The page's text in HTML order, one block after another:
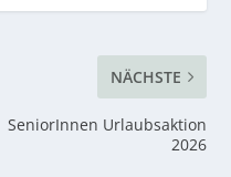
NÄCHSTE
SeniorInnen Urlaubsaktion
2026